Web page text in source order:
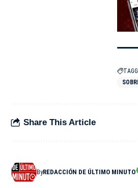
Share This Article
ByREDACCIÓN DE ÚLTIMO MINUTO